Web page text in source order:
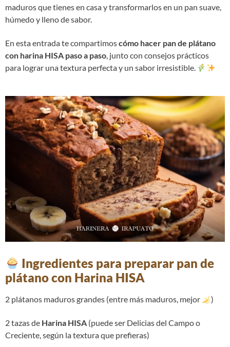
maduros que tienes en casa y transformarlos en un pan suave,
húmedo y lleno de sabor.
En esta entrada te compartimoscómo hacer pan de plátano
con harina HISA paso a paso, junto con consejos prácticos
para lograr una textura perfecta y un sabor irresistible.
Ingredientes para preparar pan de
plátano con Harina HISA
2 plátanos maduros grandes (entre más maduros, mejor )
2 tazas de Harina HISA (puede ser Delicias del Campo o
Creciente, según la textura que prefieras)